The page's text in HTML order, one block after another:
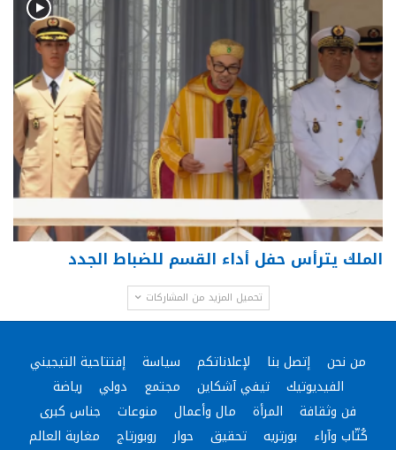
الملك يترأس حفل أداء القسم للضباط الجدد
تحميل المزيد من المشاركات
من نحن إتصل بنا لإعلاناتكم سياسة
إفتتاحية التيجيني
الفيديوتيك
تيفي آشكاين مجتمع دولي
رياضة
فن وثقافة
المرأة مال وأعمال منوعات
جناس كبرى
كُتّاب وآراء
بورتريه تحقيق حوار روبورتاج مغاربة العالم